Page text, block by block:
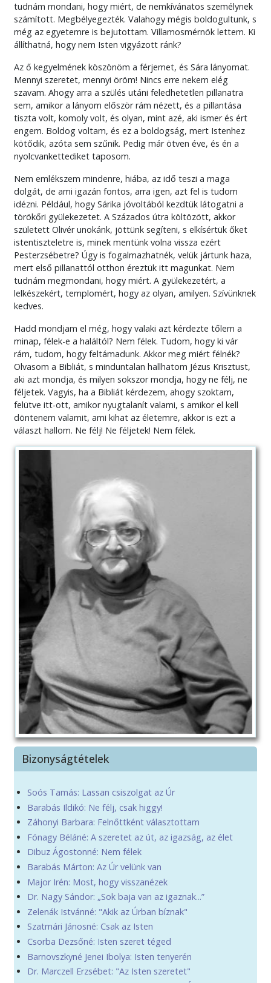
tudnám mondani, hogy miért, de nemkívánatos személynek
számított. Megbélyegezték. Valahogy mégis boldogultunk, s
még az egyetemre is bejutottam. Villamosmérnök lettem. Ki
állíthatná, hogy nem Isten vigyázott ránk?
Az ő kegyelmének köszönöm a férjemet, és Sára lányomat.
Mennyi szeretet, mennyi öröm! Nincs erre nekem elég
szavam. Ahogy arra a szülés utáni feledhetetlen pillanatra
sem, amikor a lányom először rám nézett, és a pillantása
tiszta volt, komoly volt, és olyan, mint azé, aki ismer és ért
engem. Boldog voltam, és ez a boldogság, mert Istenhez
kötődik, azóta sem szűnik. Pedig már ötven éve, és én a
nyolcvankettediket taposom.
Nem emlékszem mindenre, hiába, az idő teszi a maga
dolgát, de ami igazán fontos, arra igen, azt fel is tudom
idézni. Például, hogy Sárika jóvoltából kezdtük látogatni a
törökőri gyülekezetet. A Százados útra költözött, akkor
született Olivér unokánk, jöttünk segíteni, s elkísértük őket
istentiszteletre is, minek mentünk volna vissza ezért
Pesterzsébetre? Úgy is fogalmazhatnék, velük jártunk haza,
mert első pillanattól otthon éreztük itt magunkat. Nem
tudnám megmondani, hogy miért. A gyülekezetért, a
lelkészekért, templomért, hogy az olyan, amilyen. Szívünknek
kedves.
Hadd mondjam el még, hogy valaki azt kérdezte tőlem a
minap, félek-e a haláltól? Nem félek. Tudom, hogy ki vár
rám, tudom, hogy feltámadunk. Akkor meg miért félnék?
Olvasom a Bibliát, s minduntalan hallhatom Jézus Krisztust,
aki azt mondja, és milyen sokszor mondja, hogy ne félj, ne
féljetek. Vagyis, ha a Bibliát kérdezem, ahogy szoktam,
felütve itt-ott, amikor nyugtalanít valami, s amikor el kell
döntenem valamit, ami kihat az életemre, akkor is ezt a
választ hallom. Ne félj! Ne féljetek! Nem félek.
Bizonyságtételek
Soós Tamás: Lassan csiszolgat az Úr
Barabás Ildikó: Ne félj, csak higgy!
Záhonyi Barbara: Felnőttként választottam
Fónagy Béláné: A szeretet az út, az igazság, az élet
Dibuz Ágostonné: Nem félek
Barabás Márton: Az Úr velünk van
Major Irén: Most, hogy visszanézek
Dr. Nagy Sándor: „Sok baja van az igaznak...”
Zelenák Istvánné: "Akik az Úrban bíznak"
Szatmári Jánosné: Csak az Isten
Csorba Dezsőné: Isten szeret téged
Barnovszkyné Jenei Ibolya: Isten tenyerén
Dr. Marczell Erzsébet: "Az Isten szeretet"